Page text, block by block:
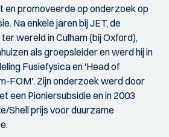
en promoveerde op onderzoek op
Na enkele jaren bij JET, de
wereld in Culham (bij Oxford),
als groepsleider en werd hij in
Fusiefysica en 'Head of
FOM'. Zijn onderzoek werd door
een Pioniersubsidie en in 2003
Shell prijs voor duurzame